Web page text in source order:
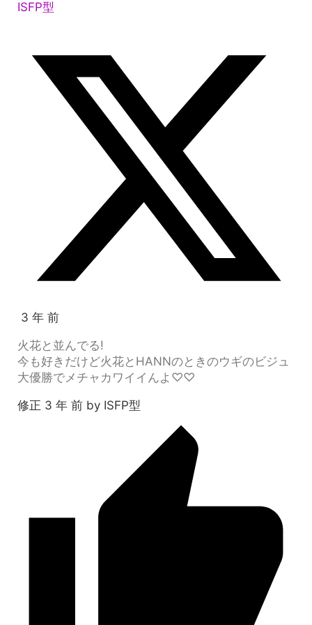
ISFP型
3 年 前
火花と並んでる!
今も好きだけど火花とHANNのときのウギのビジュ
大優勝でメチャカワイイんよ♡♡
修正 3 年 前 by ISFP型